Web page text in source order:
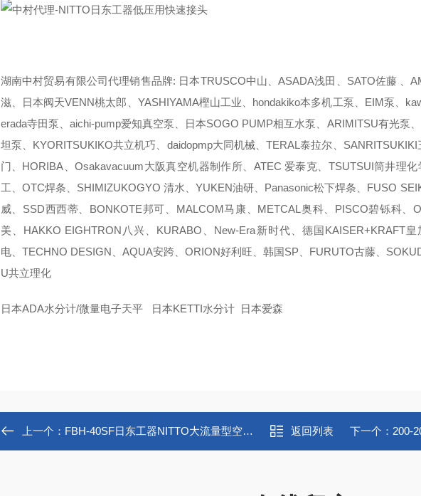
湖南中村贸易有限公司代理销售品牌: 日本TRUSCO中山、ASADA浅田、SATO佐藤 、
滋、日本阀天VENN桃太郎、YASHIYAMA樫山工业、hondakiko本多机工泵、EIM泵、
erada寺田泵、aichi-pump爱知真空泵、日本SOGO PUMP相互水泵、ARIMITSU有光泵
坦泵、KYORITSUKIKO共立机巧、daidopmp大同机械、TERAL泰拉尔、
门、HORIBA、Osakavacuum大阪真空机器制作所、ATEC 爱泰克、TSUTSUI筒井理
工、OTC焊条、SHIMIZUKOGYO 清水、YUKEN油研、Panasonic松下焊条、FUSO
威、SSD西西蒂、BONKOTE邦可、MALCOM马康、METCAL奥科、PISCO碧铄科、
美、HAKKO EIGHTRON八兴、KURABO、New-Era新时代、德国KAISER+KRAFT
电、TECHNO DESIGN、AQUA安跨、ORION好利旺、韩国SP、FURUTO古藤、
U共立理化
日本ADA水分计/微量电子天平 日本KETTI水分计 日本爱森
上一个： FBH-40SF日东工器NITTO大流量型空气配管用快速接头 返回列表 下一个： 200-